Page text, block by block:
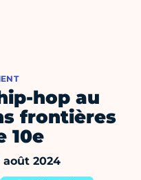
hop au
frontières
10e
2024